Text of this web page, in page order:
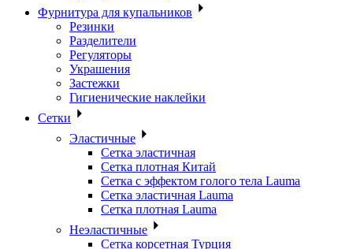
Фурнитура для купальников
Резинки
Разделители
Регуляторы
Украшения
Застежки
Гигиенические наклейки
Сетки
Эластичные
Сетка эластичная
Сетка плотная Китай
Сетка с эффектом голого тела Lauma
Сетка эластичная Lauma
Сетка плотная Lauma
Неэластичные
Сетка корсетная Турция